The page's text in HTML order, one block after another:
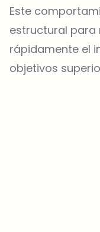
Este
estructural para
rápidamente el
objetivos